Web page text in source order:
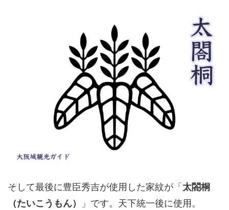
そして最後に豊臣秀吉が使用した家紋が「 太閤桐
（たいこうもん）
」です。天下統一後に使用。